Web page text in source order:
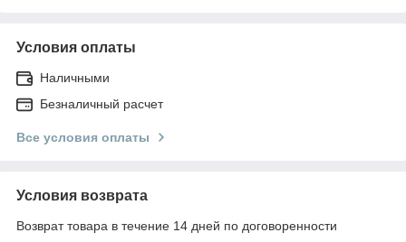
Условия оплаты
Наличными
Безналичный расчет
Все условия оплаты
Условия возврата
Возврат товара в течение 14 дней по договоренности